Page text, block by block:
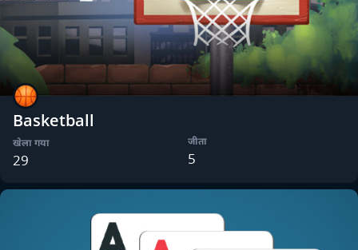
Basketball
खेला गया
29
जीता
5